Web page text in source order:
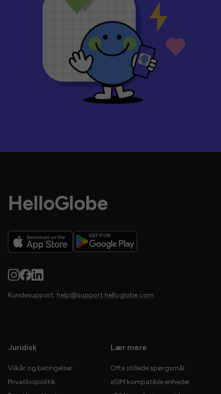
HelloGlobe
Kundesupport: help@support.helloglobe.com
Juridisk
Vilkår og betingelser
Privatlivspolitik
Lær mere
Ofte stillede spørgsmål
eSIM kompatible enheder